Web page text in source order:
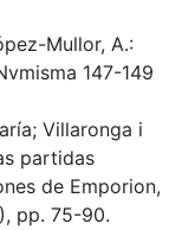
Mullor, A.:
147-149
Villaronga i
partidas
de Emporion,
pp. 75-90.